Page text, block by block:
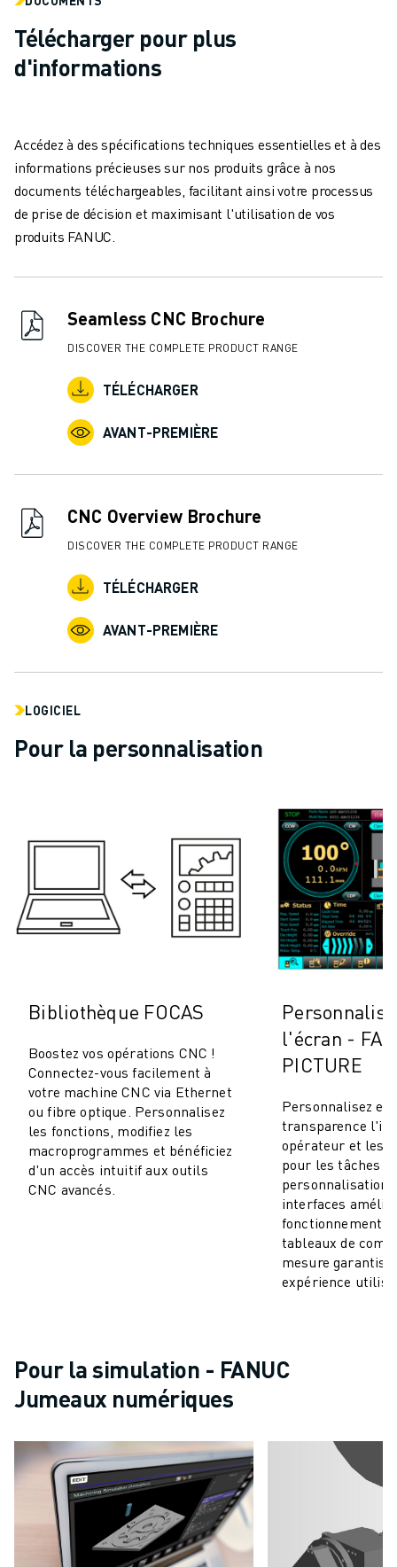
CONTACT
CONTACT
LOCALISATION DES SITES
Télécharger pour plus
d'informations
Accédez à des spécifications techniques essentielles et à des
informations précieuses sur nos produits grâce à nos
documents téléchargeables, facilitant ainsi votre processus
de prise de décision et maximisant l'utilisation de vos
produits FANUC.
Seamless CNC Brochure
DISCOVER THE COMPLETE PRODUCT RANGE
TÉLÉCHARGER
AVANT-PREMIÈRE
CNC Overview Brochure
DISCOVER THE COMPLETE PRODUCT RANGE
TÉLÉCHARGER
AVANT-PREMIÈRE
LOGICIEL
Pour la personnalisation
Bibliothèque FOCAS
Boostez vos opérations CNC !
Connectez-vous facilement à
votre machine CNC via Ethernet
ou fibre optique. Personnalisez
les fonctions, modifiez les
macroprogrammes et bénéficiez
d'un accès intuitif aux outils
CNC avancés.
l'écran -
PICTURE
Personnalisez en
transparence
opérateur et les
pour les tâches
personnalisation
interfaces
fonctionnement
tableaux de
mesure
expérience
Pour la simulation - FANUC
Jumeaux numériques